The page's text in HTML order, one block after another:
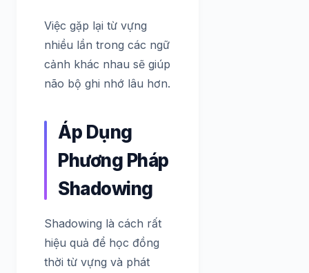
Việc gặp lại từ vựng
nhiều lần trong các ngữ
cảnh khác nhau sẽ giúp
não bộ ghi nhớ lâu hơn.
Áp Dụng
Phương Pháp
Shadowing
Shadowing là cách rất
hiệu quả để học đồng
thời từ vựng và phát